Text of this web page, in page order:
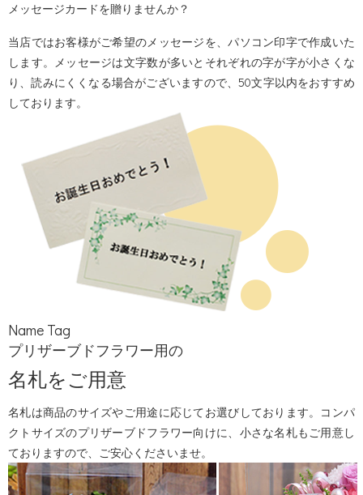
メッセージカードを贈りませんか？
当店ではお客様がご希望のメッセージを、パソコン印字で作成いた
します。メッセージは文字数が多いとそれぞれの字が字が小さくな
り、読みにくくなる場合がございますので、50文字以内をおすすめ
しております。
Name Tag
プリザーブドフラワー用の
名札をご用意
名札は商品のサイズやご用途に応じてお選びしております。コンパ
クトサイズのプリザーブドフラワー向けに、小さな名札もご用意し
ておりますので、ご安心くださいませ。